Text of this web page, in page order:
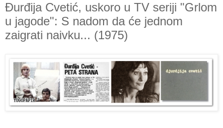
Đurđija Cvetić, uskoro u TV seriji "Grlom
u jagode": S nadom da će jednom
zaigrati naivku... (1975)